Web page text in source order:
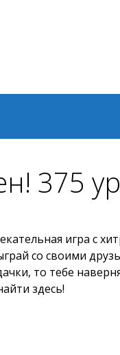
375
игра с
со своими
то тебе
здесь!